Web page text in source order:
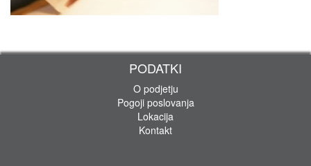
PODATKI
O podjetju
Pogoji poslovanja
Lokacija
Kontakt